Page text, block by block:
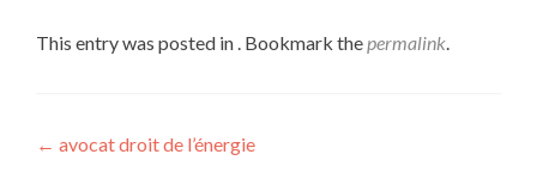
This entry was posted in . Bookmark thepermalink.
Post
← avocat droit de l’énergie